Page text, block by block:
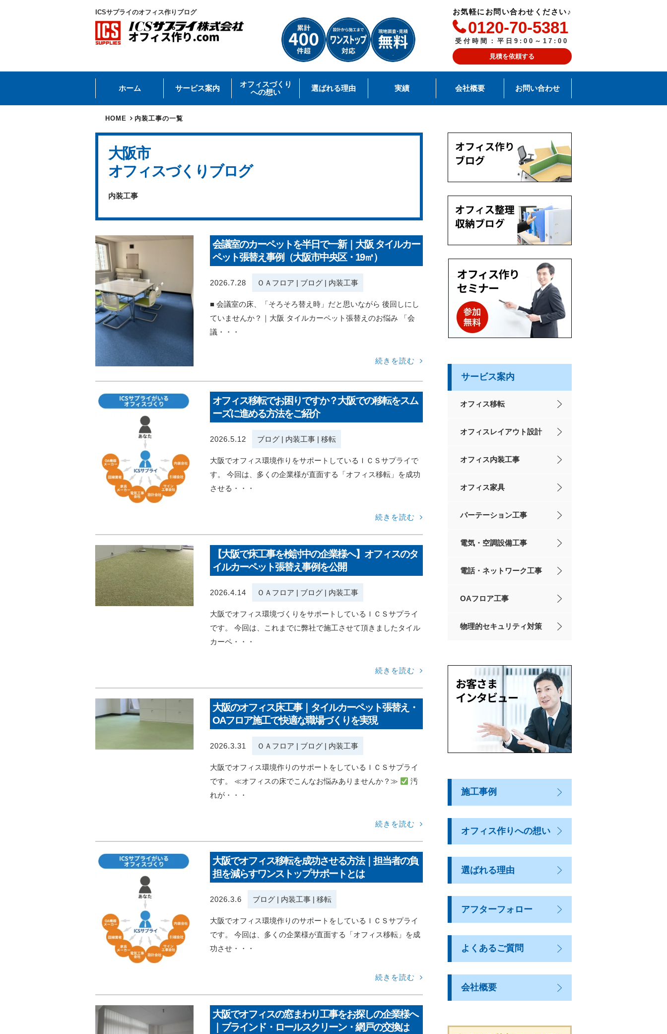
ICSサプライのオフィス作りブログ お気軽にお問い合わせください♪
0120-70-5381
受付時間：平日9:00～17:00
見積を依頼する
ホーム サービス案内
オフィスづくり
への想い
選ばれる理由 実績 会社概要 お問い合わせ
HOME 内装工事の一覧
大阪市
オフィスづくりブログ
内装工事
会議室のカーペットを半日で一新｜大阪 タイルカー
ペット張替え事例（大阪市中央区・19㎡）
2026.7.28 ＯＡフロア | ブログ| 内装工事
■ 会議室の床、「そろそろ替え時」だと思いながら 後回しにし
ていませんか？｜大阪 タイルカーペット張替えのお悩み 「会
議・・・
続きを読む
オフィス移転でお困りですか？大阪での移転をスム
ーズに進める方法をご紹介
2026.5.12 ブログ| 内装工事| 移転
大阪でオフィス環境作りをサポートしているＩＣＳサプライで
す。 今回は、多くの企業様が直面する「オフィス移転」を成功
させる・・・
続きを読む
【大阪で床工事を検討中の企業様へ】オフィスのタ
イルカーペット張替え事例を公開
2026.4.14 ＯＡフロア | ブログ| 内装工事
大阪でオフィス環境づくりをサポートしているＩＣＳサプライ
です。 今回は、これまでに弊社で施工させて頂きましたタイル
カーペ・・・
続きを読む
大阪のオフィス床工事｜タイルカーペット張替え・
OAフロア施工で快適な職場づくりを実現
2026.3.31 ＯＡフロア | ブログ| 内装工事
大阪でオフィス環境作りのサポートをしているＩＣＳサプライ
です。 ≪オフィスの床でこんなお悩みありませんか？≫
汚
れが・・・
続きを読む
大阪でオフィス移転を成功させる方法｜担当者の負
担を減らすワンストップサポートとは
2026.3.6 ブログ| 内装工事| 移転
大阪でオフィス環境作りのサポートをしているＩＣＳサプライ
です。 今回は、多くの企業様が直面する「オフィス移転」を成
功させ・・・
続きを読む
大阪でオフィスの窓まわり工事をお探しの企業様へ
｜ブラインド・ロールスクリーン・網戸の交換は
サービス案内
オフィス移転
オフィスレイアウト設計
オフィス内装工事
オフィス家具
パーテーション工事
電気・空調設備工事
電話・ネットワーク工事
OAフロア工事
物理的セキュリティ対策
施工事例
オフィス作りへの想い
選ばれる理由
アフターフォロー
よくあるご質問
会社概要